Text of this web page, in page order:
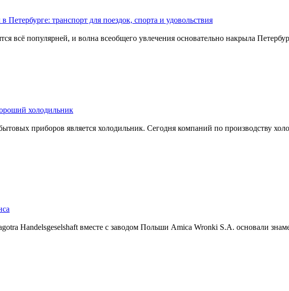
Петербурге: транспорт для поездок, спорта и удовольствия
всё популярней, и волна всеобщего увлечения основательно накрыла
холодильник
приборов является холодильник. Сегодня компаний по производству
Handelsgeselshaft вместе с заводом Польши Amica Wronki S.A. основали